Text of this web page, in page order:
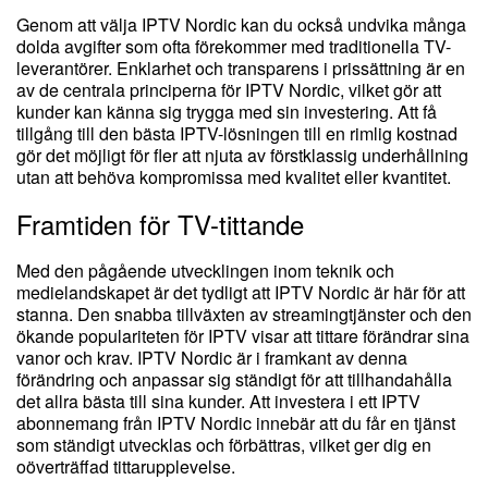
Genom att välja IPTV Nordic kan du också undvika många
dolda avgifter som ofta förekommer med traditionella TV-
leverantörer. Enklarhet och transparens i prissättning är en
av de centrala principerna för IPTV Nordic, vilket gör att
kunder kan känna sig trygga med sin investering. Att få
tillgång till den bästa IPTV-lösningen till en rimlig kostnad
gör det möjligt för fler att njuta av förstklassig underhållning
utan att behöva kompromissa med kvalitet eller kvantitet.
Framtiden för TV-tittande
Med den pågående utvecklingen inom teknik och
medielandskapet är det tydligt att IPTV Nordic är här för att
stanna. Den snabba tillväxten av streamingtjänster och den
ökande populariteten för IPTV visar att tittare förändrar sina
vanor och krav. IPTV Nordic är i framkant av denna
förändring och anpassar sig ständigt för att tillhandahålla
det allra bästa till sina kunder. Att investera i ett IPTV
abonnemang från IPTV Nordic innebär att du får en tjänst
som ständigt utvecklas och förbättras, vilket ger dig en
oöverträffad tittarupplevelse.